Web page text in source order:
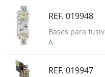
REF. 019948
Bases para
A
REF. 019947